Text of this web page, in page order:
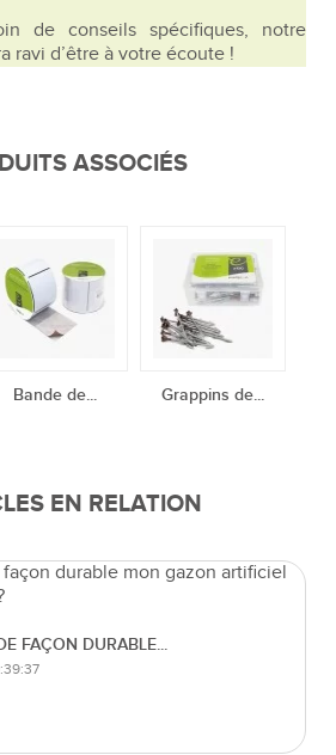
de conseils spécifiques, notre
ravi d’être à votre écoute !
ASSOCIÉS
Bande de... Grappins de...
EN RELATION
FAÇON DURABLE...